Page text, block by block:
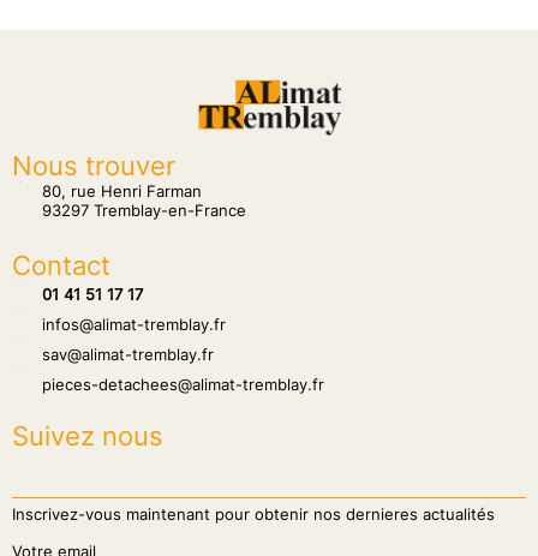
Nous trouver
80, rue Henri Farman
93297 Tremblay-en-France
Contact
01 41 51 17 17
infos@alimat-tremblay.fr
sav@alimat-tremblay.fr
pieces-detachees@alimat-tremblay.fr
Suivez nous
Inscrivez-vous maintenant pour obtenir nos dernieres actualités
Votre email